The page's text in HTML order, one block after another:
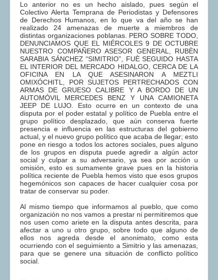
Lo anterior no es un hecho aislado, pues según el
Colectivo Alerta Temprana de Periodistas y Defensores
de Derechos Humanos, en lo que va del año se han
realizado 24 amenazas de muerte a miembros de
distintas organizaciones poblanas. PERO SOBRE TODO,
DENUNCIAMOS QUE EL MIÉRCOLES 9 DE OCTUBRE
NUESTRO COMPAÑERO ASESOR GENERAL, RUBÈN
SARABIA SÁNCHEZ “SIMITRIO”, FUÈ SEGUIDO HASTA
EL INTERIOR DEL MERCADO HIDALGO, CERCA DE LA
OFICINA EN LA QUE ASESINARON A MEZTLI
OMIXÓCHITL, POR SUJETOS PERTRECHADOS CON
ARMAS DE GRUESO CALIBRE Y A BORDO DE UN
AUTOMÓVIL MERCEDES BENZ Y UNA CAMIONETA
JEEP DE LUJO. Esto ocurre en un contexto de una
disputa por el poder estatal y político de Puebla entre el
grupo político desplazado, que aún conserva fuerte
presencia e influencia en las estructuras del gobierno
actual, y el nuevo grupo político que acaba de llegar; esto
pone en riesgo a todos los actores sociales, pues alguno
de los grupos en disputa puede agredir a algún actor
social y culpar a su adversario, ya sea por acción u
omisión, esto es sumamente grave pues en la historia
política reciente de Puebla hemos visto que esos grupos
hegemónicos son capaces de hacer cualquier cosa por
tratar de conservar su poder.
Al mismo tiempo que informamos al pueblo, que como
organización no nos vamos a prestar ni permitiremos que
nos usen como ariete en la disputa antes descrita, para
afectar a uno u otro grupo, sobre todo que alguno de
ellos nos agreda desde el anonimato, como esta
ocurriendo con el seguimiento a Simitrio y las amenazas,
para que se genere una situación de conflicto político
social.